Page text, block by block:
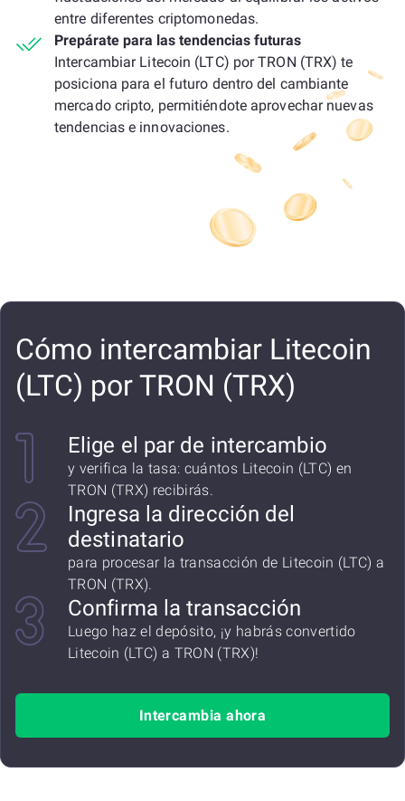
entre diferentes criptomonedas.
Prepárate para las tendencias futuras
Intercambiar Litecoin (LTC) por TRON (TRX) te
posiciona para el futuro dentro del cambiante
mercado cripto, permitiéndote aprovechar nuevas
tendencias e innovaciones.
Cómo intercambiar Litecoin
(LTC) por TRON (TRX)
Elige el par de intercambio
y verifica la tasa: cuántos Litecoin (LTC) en
TRON (TRX) recibirás.
Ingresa la dirección del
destinatario
para procesar la transacción de Litecoin (LTC) a
TRON (TRX).
Confirma la transacción
Luego haz el depósito, ¡y habrás convertido
Litecoin (LTC) a TRON (TRX)!
Intercambia ahora